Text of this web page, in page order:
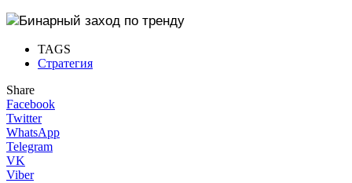
TAGS
Стратегия
Share
Facebook
Twitter
WhatsApp
Telegram
VK
Viber